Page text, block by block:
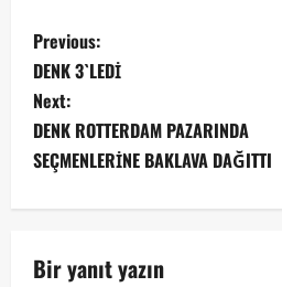
Previous:
DENK 3`LEDİ
Next:
DENK ROTTERDAM PAZARINDA
SEÇMENLERİNE BAKLAVA DAĞITTI
Bir yanıt yazın